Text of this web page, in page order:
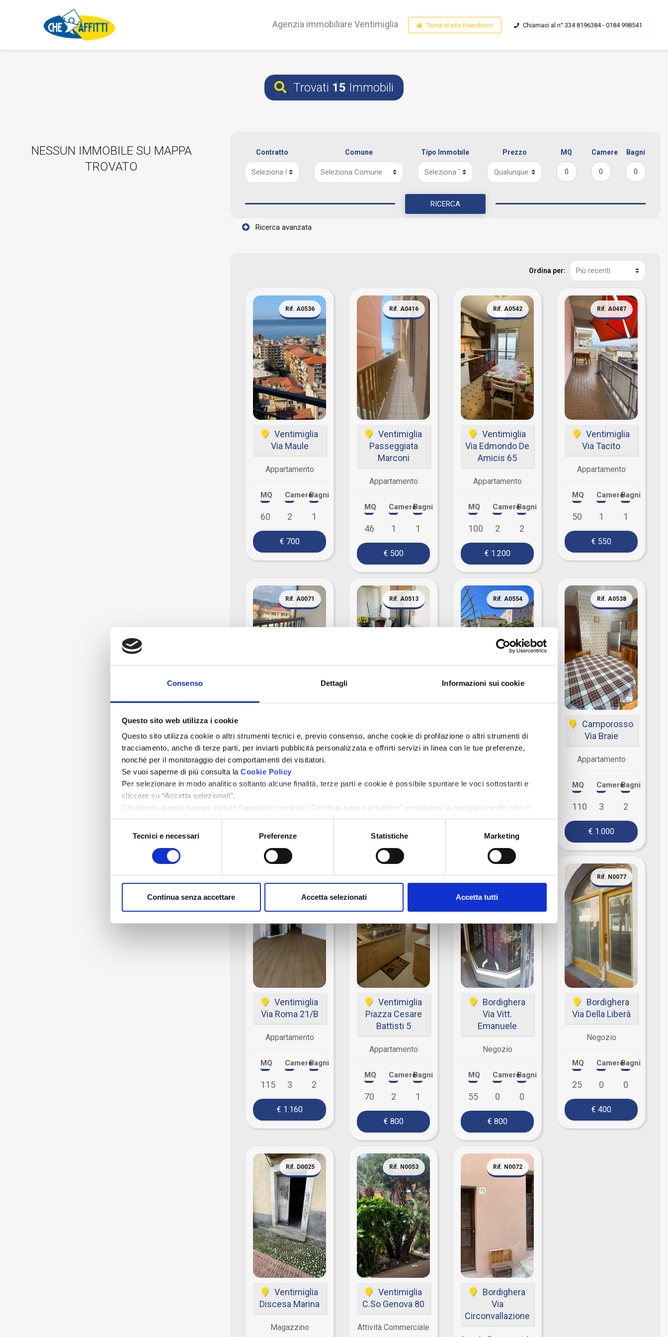
Consenso Dettagli Informazioni sui cookie
Questo sito web utilizza i cookie
Questo sito utilizza cookie o altri strumenti tecnici e, previo consenso, anche cookie di profilazione o altri strumenti di
tracciamento, anche di terze parti, per inviarti pubblicità personalizzata e offrirti servizi in linea con le tue preferenze,
nonché per il monitoraggio dei comportamenti dei visitatori.
Se vuoi saperne di più consulta la Cookie Policy
Per selezionare in modo analitico soltanto alcune finalità, terze parti e cookie è possibile spuntare le voci sottostanti e
cliccare su “Accetta selezionati”.
Chiudendo questo banner tramite l’apposito comando “Continua senza accettare” continuerai la navigazione del sito in
assenza di cookie o altri strumenti di tracciamento diversi da quelli tecnici.
Tecnici e necessari Preferenze Statistiche Marketing
Continua senza accettare Accetta selezionati Accetta tutti
Agenzia immobiliare Ventimiglia Torna al sito Franchisor Chiamaci al n° 334 8196384 - 0184 998541
Trovati 15 Immobili
NESSUN IMMOBILE SU MAPPA
TROVATO
Contratto Comune Tipo Immobile Prezzo MQ Camere Bagni
RICERCA
Ricerca avanzata
Ordina per:
Rif. A0536
Ventimiglia
Via Maule
Appartamento
MQ
60
Camere
2
Bagni
1
€ 700
Rif. A0416
Ventimiglia
Passeggiata
Marconi
Appartamento
MQ
46
Camere
1
Bagni
1
€ 500
Rif. A0542
Ventimiglia
Via Edmondo De
Amicis 65
Appartamento
MQ
100
Camere
2
Bagni
2
€ 1.200
Rif. A0487
Ventimiglia
Via Tacito
Appartamento
MQ
50
Camere
1
Bagni
1
€ 550
Rif. A0071
C.so Genova
Appartamento
MQ
100
Camere
2
Bagni
1
Rif. A0513
Via Tacito
MQ
40
Camere
1
Bagni
1
€ 450
Rif. A0554
Via Goethe 113
MQ
80
Camere
2
Bagni
1
€ 850
Rif. A0538
Camporosso
Via Braie
Appartamento
MQ
110
Camere
3
Bagni
2
€ 1.000
Rif. A0552
Ventimiglia
Via Roma 21/B
Appartamento
MQ
115
Camere
3
Bagni
2
€ 1.160
Rif. A0507
Ventimiglia
Piazza Cesare
Battisti 5
Appartamento
MQ
70
Camere
2
Bagni
1
€ 800
Rif. N0076
Bordighera
Via Vitt.
Emanuele
Negozio
MQ
55
Camere
0
Bagni
0
€ 800
Rif. N0077
Bordighera
Via Della Liberà
Negozio
MQ
25
Camere
0
Bagni
0
€ 400
Rif. D0025
Ventimiglia
Discesa Marina
Magazzino
Rif. N0053
Ventimiglia
C.so Genova 80
Attività Commerciale
Rif. N0072
Bordighera
Via
Circonvallazione